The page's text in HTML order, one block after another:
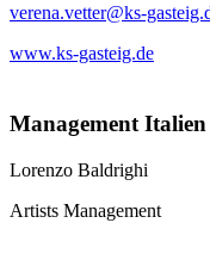
verena.vetter@ks-
www.ks-gasteig.de
Management Italien
Lorenzo Baldrighi
Artists Management